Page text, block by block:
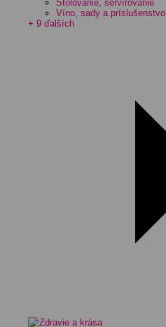
Stolovanie, servírovanie
Víno, sady a príslušenstvo
+ 9 ďalších